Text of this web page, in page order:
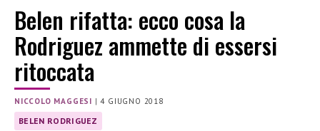
Belen rifatta: ecco cosa la
Rodriguez ammette di essersi
ritoccata
NICCOLO MAGGESI |4 GIUGNO 2018
BELEN RODRIGUEZ